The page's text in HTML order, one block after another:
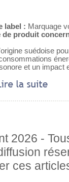
label : Marquage
de produit
suédoise
et un impact
2026 -
ces